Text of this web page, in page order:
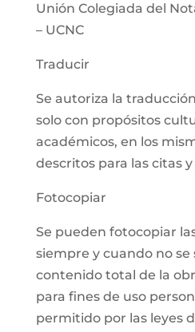
Unión Colegiada del
– UCNC
Traducir
Se autoriza la
solo con propósitos
académicos, en los
descritos para las citas
Fotocopiar
Se pueden fotocopiar
siempre y cuando no se
contenido total de la
para fines de uso
permitido por las leyes